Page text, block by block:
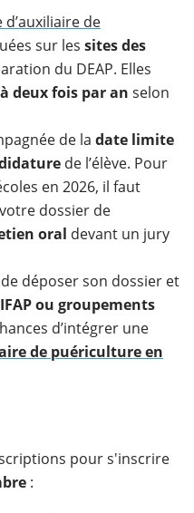
d’auxiliaire de
sur les sites des
du DEAP. Elles
deux fois par an selon
de la date limite
de l’élève. Pour
en 2026, il faut
dossier de
oral devant un jury
déposer son dossier et
ou groupements
d’intégrer une
de puériculture en
pour s'inscrire
: